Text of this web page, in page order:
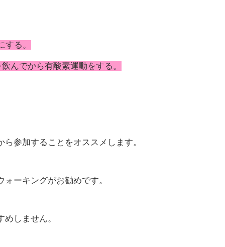
る。
んでから有酸素運動をする。
参加することをオススメします。
ーキングがお勧めです。
しません。